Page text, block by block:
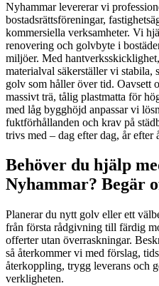
Nyhammar levererar vi
bostadsrättsföreningar,
kommersiella verksamheter. Vi
renovering och golvbyte i
miljöer. Med
materialval säkerställer vi stabila,
golv som håller över tid. Oavsett
massivt trä, tålig plastmatta för
med låg bygghöjd anpassar vi
fuktförhållanden och krav på
trivs med – dag efter dag, år efter
Behöver du hjälp
Nyhammar? Begär
Planerar du nytt golv eller ett
från första rådgivning till färdig
offerter utan överraskningar.
så återkommer vi med förslag,
återkoppling, trygg leverans och
verkligheten.